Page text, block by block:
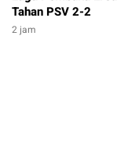
Tahan PSV 2-2
2 jam